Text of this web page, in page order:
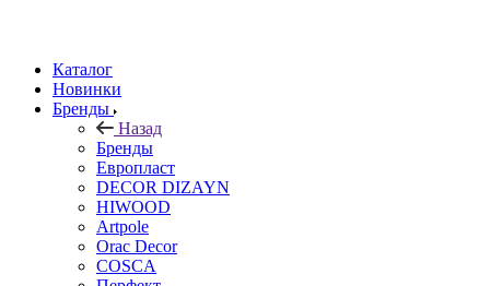
Каталог
Новинки
Бренды
Назад
Бренды
Европласт
DECOR DIZAYN
HIWOOD
Artpole
Orac Decor
COSCA